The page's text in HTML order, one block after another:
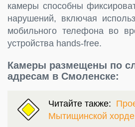
камеры способны
нарушений, включая
мобильного телефона во
устройства hands-free.
Камеры размещены по
адресам в Смоленске:
Читайте также:
Мытищинской